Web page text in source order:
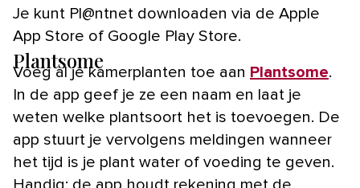
Je kunt Pl@ntnet downloaden via de Apple
App Store of Google Play Store.
Plantsome
Voeg al je kamerplanten toe aan Plantsome.
In de app geef je ze een naam en laat je
weten welke plantsoort het is toevoegen. De
app stuurt je vervolgens meldingen wanneer
het tijd is je plant water of voeding te geven.
Handig: de app houdt rekening met de